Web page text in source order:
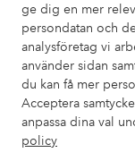
ge dig en mer
persondatan och
analysföretag vi
använder sidan
du kan få mer
Acceptera
anpassa dina val
policy
Kundservice
Mina sidor
Om Ellos